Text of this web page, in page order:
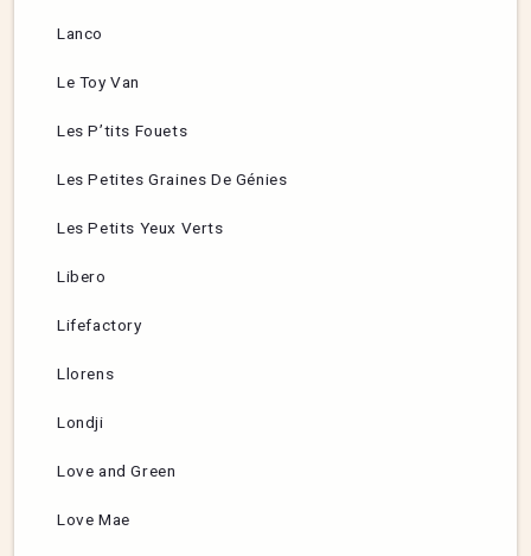
Lanco
Le Toy Van
Les P’tits Fouets
Les Petites Graines De Génies
Les Petits Yeux Verts
Libero
Lifefactory
Llorens
Londji
Love and Green
Love Mae